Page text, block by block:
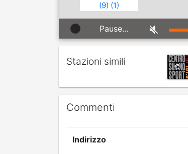
(9) (1)
Pause...
Stazioni simili
Commenti
Indirizzo